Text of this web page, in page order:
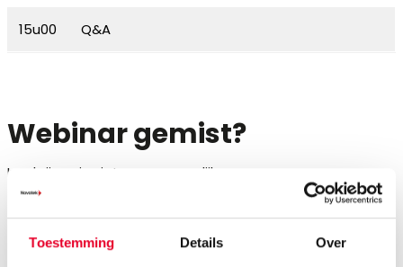
Toestemming Details Over
15u00 Q&A
Webinar gemist?
Inschrijven is niet meer mogelijk.
Wilt u meer informatie